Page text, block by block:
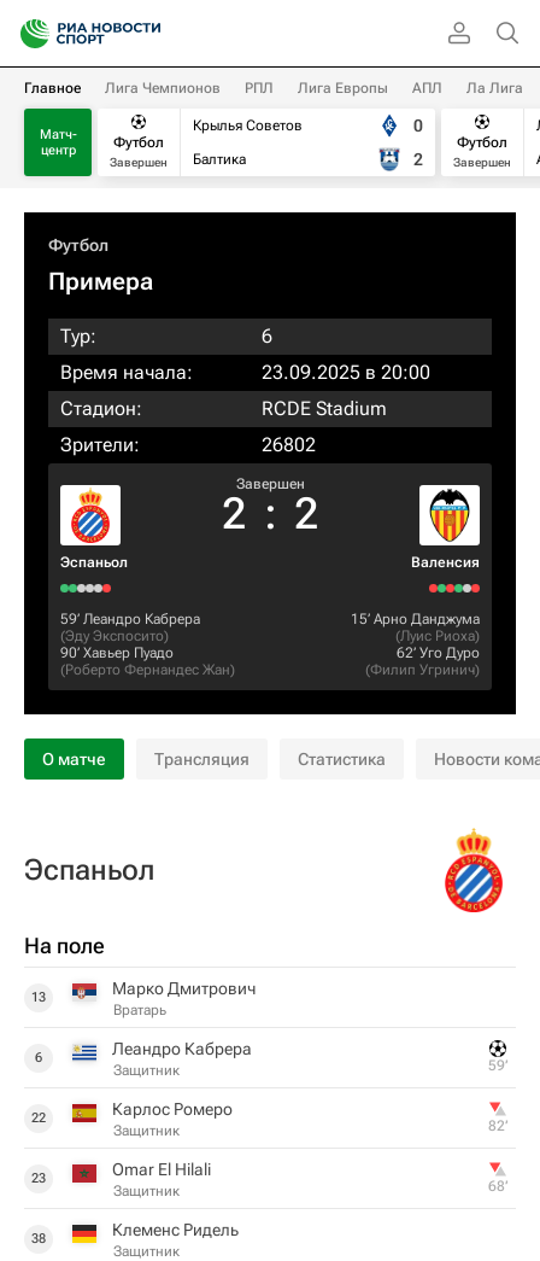
Главное Лига Чемпионов РПЛ Лига Европы АПЛ Ла Лига
Матч-
центр
Футбол
Завершен
Крылья Советов
Балтика
0
2
Футбол
Завершен
Футбол
Примера
Тур:
6
Время начала:
23.09.2025 в 20:00
Стадион:
RCDE Stadium
Зрители:
26802
Эспаньол
Завершен
2 : 2
Валенсия
59‎’‎ Леандро Кабрера
(Эду Экспосито)
90‎’‎ Хавьер Пуадо
(Роберто Фернандес Жан)
15‎’‎ Арно Данджума
(Луис Риоха)
62‎’‎ Уго Дуро
(Филип Угринич)
О матче Трансляция Статистика Новости
Эспаньол
На поле
13 Марко Дмитрович
Вратарь
6 Леандро Кабрера
Защитник 59‎’‎
22 Карлос Ромеро
Защитник 82‎’‎
23 Omar El Hilali
Защитник 68‎’‎
38 Клеменс Ридель
Защитник